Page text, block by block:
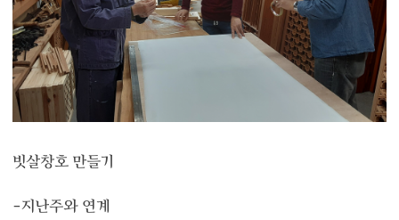
빗살창호 만들기
-지난주와 연계